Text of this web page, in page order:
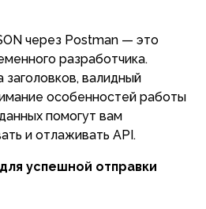
через Postman — это
разработчика.
заголовков, валидный
особенностей работы
помогут вам
и отлаживать API.
успешной отправки